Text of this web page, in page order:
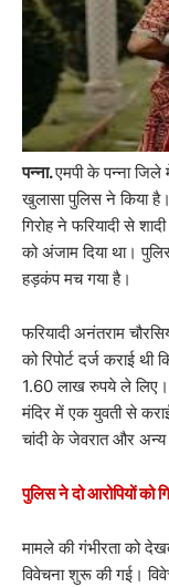
पन्ना.एमपी के पन्ना जिले
खुलासा पुलिस ने किया है।
गिरोह ने फरियादी से
को अंजाम दिया था।
हड़कंप मच गया है।
फरियादी अनंतराम
को रिपोर्ट दर्ज कराई
1.60 लाख रुपये ले लिए।
मंदिर में एक युवती से
चांदी के जेवरात और अन्य
पुलिस ने दो आरोपियों को
मामले की गंभीरता को
विवेचना शुरू की गई।